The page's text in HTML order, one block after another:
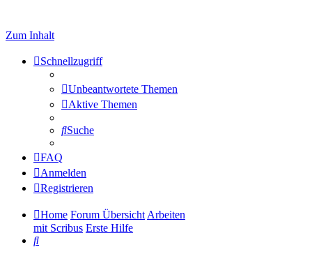
Zum Inhalt
Schnellzugriff
Unbeantwortete Themen
Aktive Themen
Suche
FAQ
Anmelden
Registrieren
Home Forum Übersicht Arbeiten
mit Scribus Erste Hilfe
Suche